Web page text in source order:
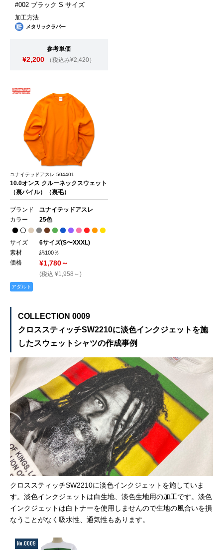
#002 ブラック S サイズ
加工方法
メタリックラバー
参考単価
¥2,200 （税込み¥2,420）
ユナイテッドアスレ 504401
10.0オンス クルーネックスウェット
（裏パイル）（裏毛）
ブランド
ユナイテッドアスレ
カラー
25色
サイズ
6サイズ(S〜XXXL)
素材
綿100％
価格 ¥1,780～
(税込 ¥1,958～)
アダルト
COLLECTION 0009
クロススティッチSW2210に淡色インクジェットを施
したスウェットシャツの作成事例
クロススティッチSW2210に淡色インクジェットを施していま
す。淡色インクジェットは白生地、淡色生地用の加工です。淡色
インクジェットは白トナーを使用しませんので生地の風合いを損
なうことがなく吸水性、通気性もあります。
No.0009